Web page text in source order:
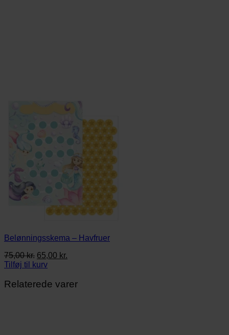
Belønningsskema – Havfruer
75,00kr. Den
oprindelige
var:
65,00 kr.
er:
Tilføj til kurv
Relaterede varer